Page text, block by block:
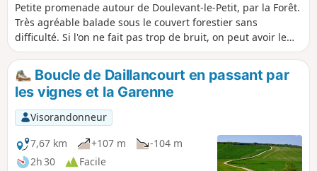
Petite promenade autour de Doulevant-le-Petit, par la Forêt.
Très agréable balade sous le couvert forestier sans
difficulté. Si l'on ne fait pas trop de bruit, on peut avoir le
plaisir de rencontrer des chevreuils qui sont nombreux
dans le secteur.
Boucle de Daillancourt en passant par
les vignes et la Garenne
Visorandonneur
7,67 km
+107 m
-104 m
2h 30
Facile